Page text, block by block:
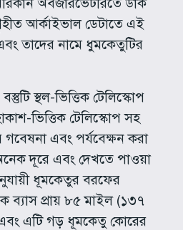
আর্কাইভাল ডেটাতে এই
তাদের নামে ধুমকেতুটির
স্থল-ভিত্তিক টেলিস্কোপ
ভিত্তিক টেলিস্কোপ সহ
গবেষনা এবং পর্যবেক্ষন করা
দূরে এবং দেখতে পাওয়া
ধূমকেতুর বরফের
ব্যাস প্রায় ৮৫ মাইল (১৩৭
এবং এটি গড় ধূমকেতু কোরের